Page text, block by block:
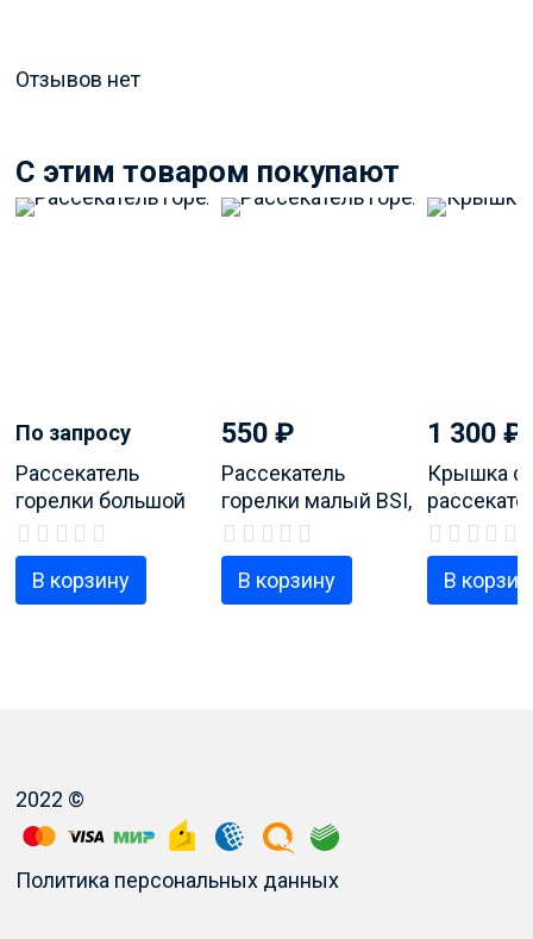
Отзывов нет
C этим товаром покупают
По запросу
Рассекатель
горелки большой
BSI, код продукта
8023674
В корзину
550 ₽
Рассекатель
горелки малый BSI,
код продукта
8023672
В корзину
1 300 ₽
Крышка
код
8023670
В
2022 ©
Политика персональных данных